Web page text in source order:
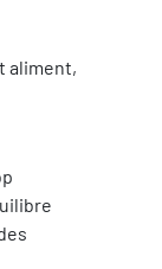
aliment,